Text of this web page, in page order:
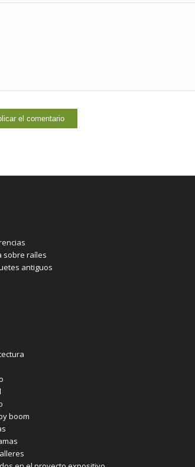
sobre raíles
antiguos
boom